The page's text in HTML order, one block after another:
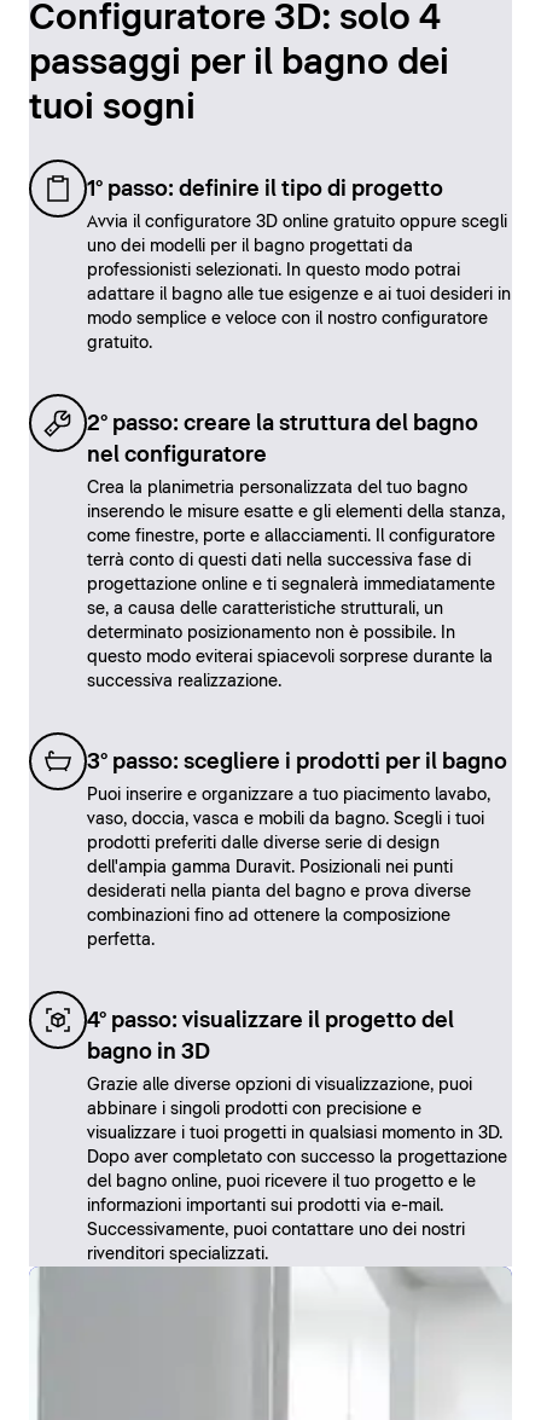
Configuratore 3D: solo 4
passaggi per il bagno dei
tuoi sogni
1° passo: definire il tipo di progetto
Avvia il configuratore 3D online gratuito oppure scegli
uno dei modelli per il bagno progettati da
professionisti selezionati. In questo modo potrai
adattare il bagno alle tue esigenze e ai tuoi desideri in
modo semplice e veloce con il nostro configuratore
gratuito.
2° passo: creare la struttura del bagno
nel configuratore
Crea la planimetria personalizzata del tuo bagno
inserendo le misure esatte e gli elementi della stanza,
come finestre, porte e allacciamenti. Il configuratore
terrà conto di questi dati nella successiva fase di
progettazione online e ti segnalerà immediatamente
se, a causa delle caratteristiche strutturali, un
determinato posizionamento non è possibile. In
questo modo eviterai spiacevoli sorprese durante la
successiva realizzazione.
3° passo: scegliere i prodotti per il bagno
Puoi inserire e organizzare a tuo piacimento lavabo,
vaso, doccia, vasca e mobili da bagno. Scegli i tuoi
prodotti preferiti dalle diverse serie di design
dell'ampia gamma Duravit. Posizionali nei punti
desiderati nella pianta del bagno e prova diverse
combinazioni fino ad ottenere la composizione
perfetta.
4° passo: visualizzare il progetto del
bagno in 3D
Grazie alle diverse opzioni di visualizzazione, puoi
abbinare i singoli prodotti con precisione e
visualizzare i tuoi progetti in qualsiasi momento in 3D.
Dopo aver completato con successo la progettazione
del bagno online, puoi ricevere il tuo progetto e le
informazioni importanti sui prodotti via e-mail.
Successivamente, puoi contattare uno dei nostri
rivenditori specializzati.